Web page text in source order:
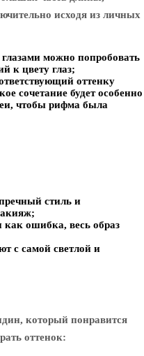
исходя из личных
можно попробовать
к цвету глаз;
оттенку
сочетание будет особенно
чтобы рифма была
стиль и
ошибка, весь образ
с самой светлой и
который понравится
оттенок: